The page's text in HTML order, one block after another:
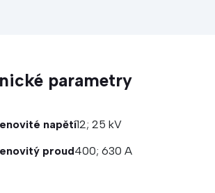
parametry
napětí12; 25 kV
proud400; 630 A